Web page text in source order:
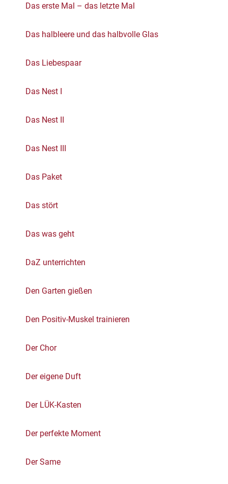
Das erste Mal – das letzte Mal
Das halbleere und das halbvolle Glas
Das Liebespaar
Das Nest I
Das Nest II
Das Nest III
Das Paket
Das stört
Das was geht
DaZ unterrichten
Den Garten gießen
Den Positiv-Muskel trainieren
Der Chor
Der eigene Duft
Der LÜK-Kasten
Der perfekte Moment
Der Same